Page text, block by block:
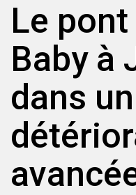
Le
Baby à
dans